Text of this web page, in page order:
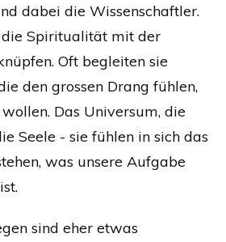
dabei die Wissenschaftler.
die Spiritualität mit der
Oft begleiten sie
den grossen Drang fühlen,
Das Universum, die
Seele - sie fühlen in sich das
was unsere Aufgabe
sind eher etwas